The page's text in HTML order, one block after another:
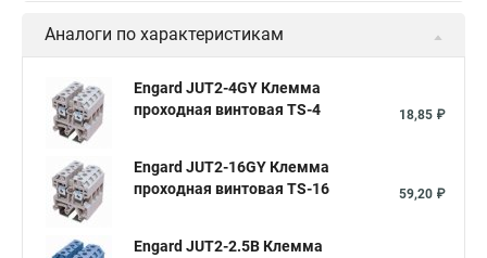
Аналоги по характеристикам
Engard JUT2-4GY Клемма
проходная винтовая TS-4
18,85 ₽
Engard JUT2-16GY Клемма
проходная винтовая TS-16
59,20 ₽
Engard JUT2-2.5B Клемма